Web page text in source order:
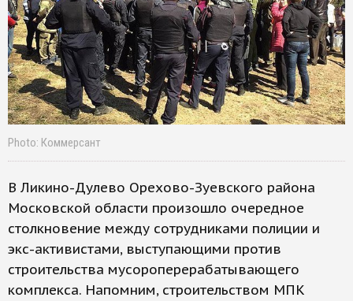
Photo: Коммерсант
В Ликино-Дулево Орехово-Зуевского района
Московской области произошло очередное
столкновение между сотрудниками полиции и
экс-активистами, выступающими против
строительства мусороперерабатывающего
комплекса. Напомним, строительством МПК